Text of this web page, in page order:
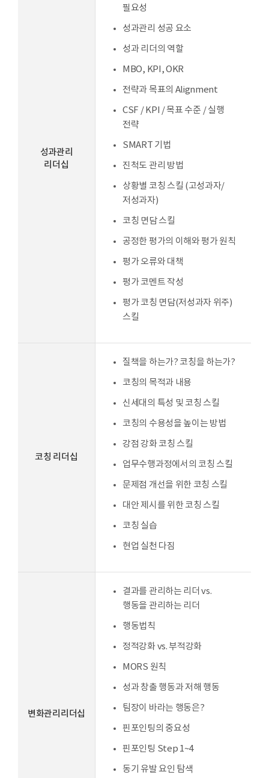
성과관리
리더십
필요성
성과관리 성공 요소
성과 리더의 역할
MBO, KPI, OKR
전략과 목표의 Alignment
CSF / KPI / 목표 수준 / 실행
전략
SMART 기법
진척도 관리 방법
상황별 코칭 스킬 (고성과자/
저성과자)
코칭 면담 스킬
공정한 평가의 이해와 평가 원칙
평가 오류와 대책
평가 코멘트 작성
평가 코칭 면담(저성과자 위주)
스킬
코칭 리더십
질책을 하는가? 코칭을 하는가?
코칭의 목적과 내용
신세대의 특성 및 코칭 스킬
코칭의 수용성을 높이는 방법
강점 강화 코칭 스킬
업무수행과정에서의 코칭 스킬
문제점 개선을 위한 코칭 스킬
대안 제시를 위한 코칭 스킬
코칭 실습
현업 실천 다짐
변화관리리더십
결과를 관리하는 리더 vs.
행동을 관리하는 리더
행동법칙
정적강화 vs. 부적강화
MORS 원칙
성과 창출 행동과 저해 행동
팀장이 바라는 행동은?
핀포인팅의 중요성
핀포인팅 Step 1~4
동기 유발 요인 탐색